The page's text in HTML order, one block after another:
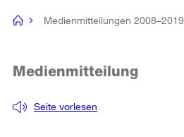
Navigation
[no
Medienmitteilungen 2008–2019
Seite vorlesen
Medienmitteilung